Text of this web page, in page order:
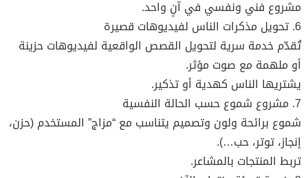
مشروع فني ونفسي في آنٍ واحد.
6. تحويل مذكرات الناس لفيديوهات قصيرة
تُقدّم خدمة سرية لتحويل القصص الواقعية لفيديوهات حزينة
أو ملهمة مع صوت مؤثر.
يشتريها الناس كهدية أو تذكير.
7. مشروع شموع حسب الحالة النفسية
شموع برائحة ولون وتصميم يتناسب مع “مزاج” المستخدم (حزن،
إنجاز، توتر، حب…).
تربط المنتجات بالمشاعر.